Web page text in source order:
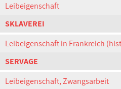
Leibeigenschaft
SKLAVEREI
Leibeigenschaft in Frankreich
SERVAGE
Leibeigenschaft, Zwangsarbeit